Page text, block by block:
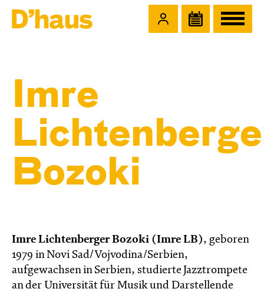
Imre
Bozoki
Imre Lichtenberger Bozoki (Imre LB), geboren
1979 in Novi Sad/Vojvodina/Serbien,
aufgewachsen in Serbien, studierte Jazztrompete
an der Universität für Musik und Darstellende